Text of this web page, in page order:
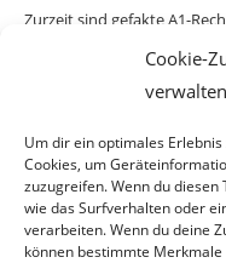
Cookie-
verwalten
Um dir ein optimales
Cookies, um
zuzugreifen. Wenn du
wie das Surfverhalten oder
verarbeiten. Wenn du deine
können bestimmte
Zurzeit sind gefakte A1-
Salzburgs Juden und ihre
die Gefahr endlich konkret!“
Biologisches Wunder in Ceuta
Ein vermeintliches
Archiv